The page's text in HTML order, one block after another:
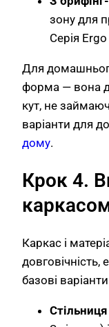
зону для
Серія
Для
форма — вона
кут, не
варіанти для
дому.
Крок 4.
Каркас і
довговічність,
базові варіанти